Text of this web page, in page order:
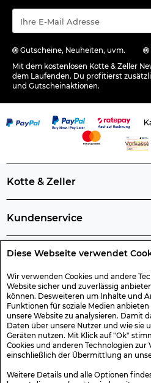
Diese Webseite verwendet
Wir verwenden Cookies und andere
Website sicher und zuverlässig
können. Desweiteren um Inhalte und
Funktionen für soziale Medien
unsere Website zu analysieren. Damit
Daten über unsere Nutzer und wie sie
Geräten nutzen. Mit Klick auf "Ok"
Cookies und anderen Technologien
einschließlich der Übermittlung an
Weitere Details und alle Optionen
Gutscheine, Neuheiten, uvm.
Mit dem kostenlosen Kotte & Zeller
dem Laufenden. Du profitierst
und Gutscheinaktionen.
Kotte & Zeller
Kundenservice
Rechtliche Artikelinfos
Geschenk-Gutscheine
Versand & Rücksendung